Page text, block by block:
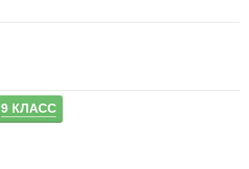
9 КЛАСС